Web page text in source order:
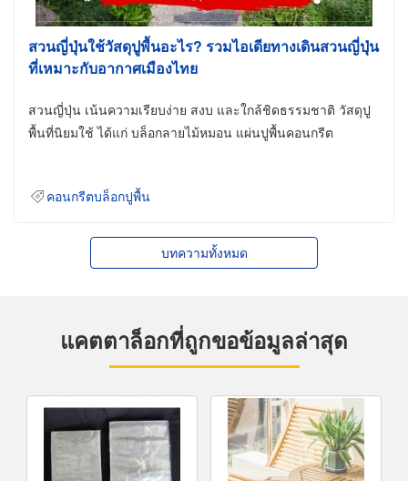
สวนญี่ปุ่นใช้วัสดุปูพื้นอะไร? รวมไอเดียทางเดินสวนญี่ปุ่น
ที่เหมาะกับอากาศเมืองไทย
สวนญี่ปุ่น เน้นความเรียบง่าย สงบ และใกล้ชิดธรรมชาติ วัสดุปู
พื้นที่นิยมใช้ ได้แก่ บล็อกลายไม้หมอน แผ่นปูพื้นคอนกรีต
คอนกรีตบล็อกปูพื้น
บทความทั้งหมด
แคตตาล็อกที่ถูกขอข้อมูลล่าสุด